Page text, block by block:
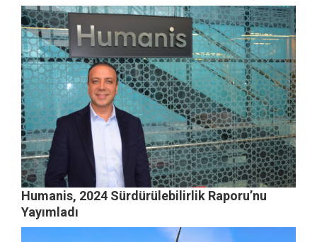
Humanis, 2024 Sürdürülebilirlik Raporu’nu
Yayımladı